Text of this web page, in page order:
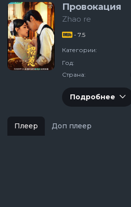
Провокация
Zhao re
- 7.5
Категории:
Год:
Страна:
Подробнее
Плеер Доп плеер